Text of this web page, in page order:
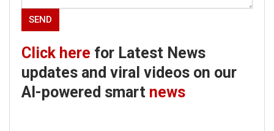
Click here for Latest News
updates and viral videos on our
AI-powered smart news